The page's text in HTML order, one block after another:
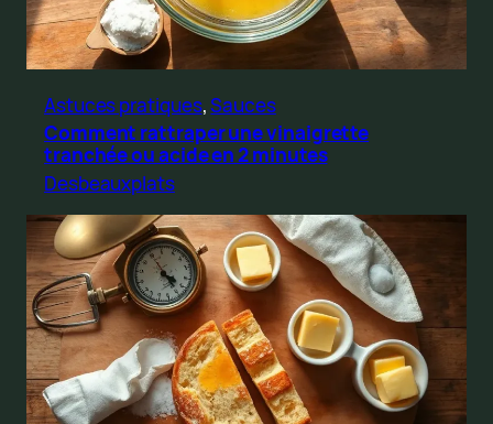
Astuces pratiques, Sauces
Comment rattraper une vinaigrette
tranchée ou acide en 2 minutes
Desbeauxplats